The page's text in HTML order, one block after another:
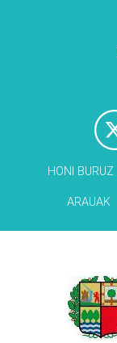
HONI BURUZ
ARAUAK